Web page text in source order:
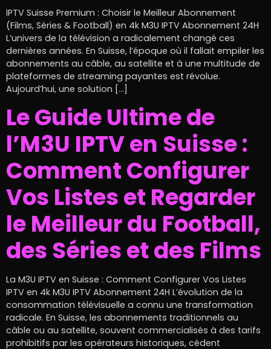
IPTV Suisse Premium : Choisir le Meilleur Abonnement
(Films, Séries & Football) en 4k M3U IPTV Abonnement 24H
L’univers de la télévision a radicalement changé ces
dernières années. En Suisse, l’époque où il fallait empiler les
abonnements au câble, au satellite et à une multitude de
plateformes de streaming payantes est révolue.
Aujourd’hui, une solution […]
Le Guide Ultime de
l’M3U IPTV en Suisse :
Comment Configurer
Vos Listes et Regarder
le Meilleur du Football,
des Séries et des Films
La M3U IPTV en Suisse : Comment Configurer Vos Listes
IPTV en 4k M3U IPTV Abonnement 24H L’évolution de la
consommation télévisuelle a connu une transformation
radicale. En Suisse, les abonnements traditionnels au
câble ou au satellite, souvent commercialisés à des tarifs
prohibitifs par les opérateurs historiques, cèdent